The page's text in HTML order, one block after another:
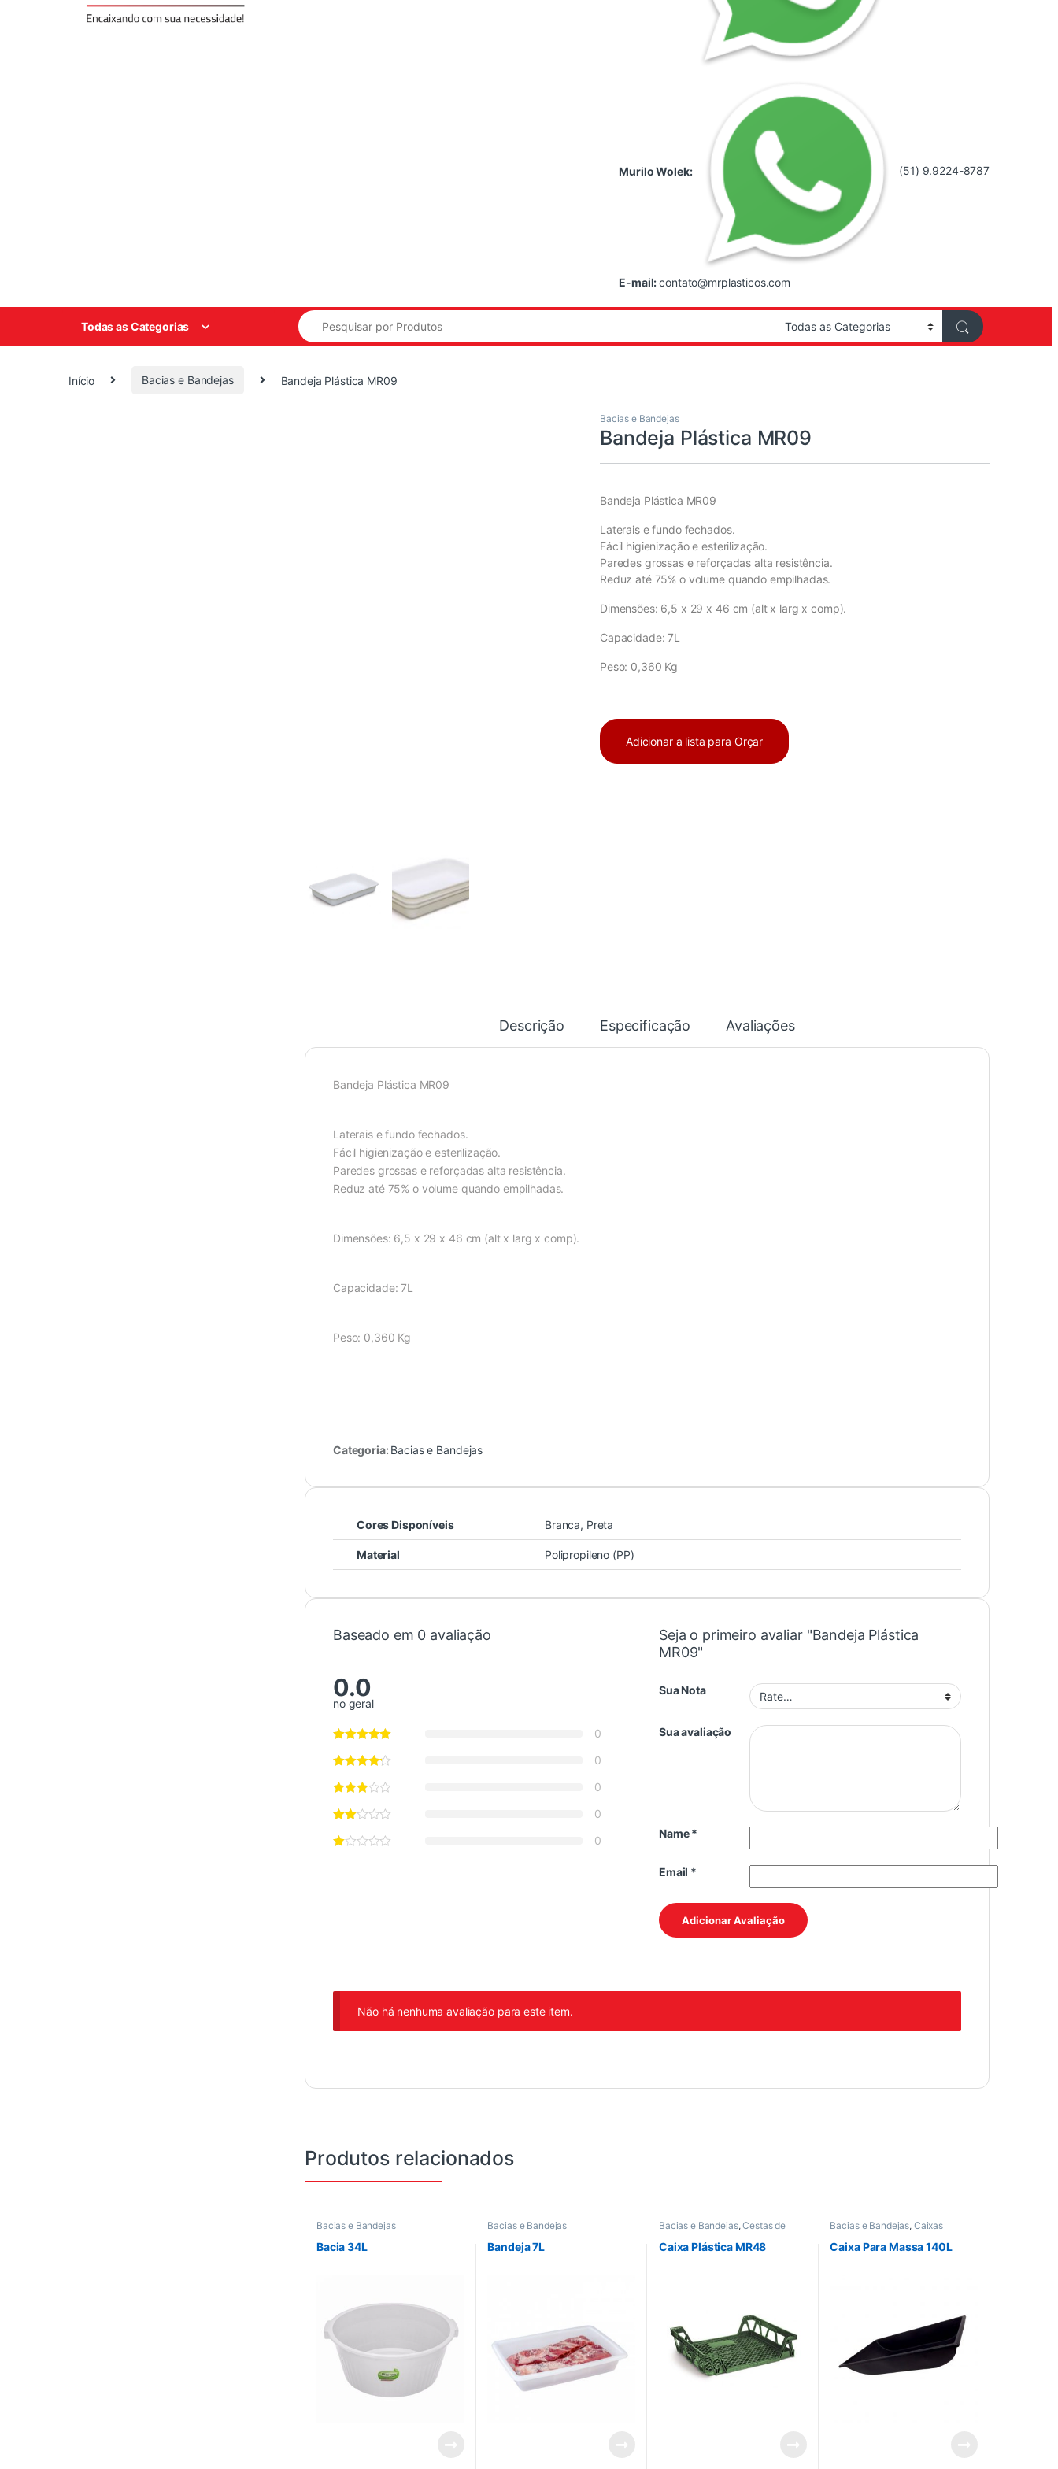
Murilo Wolek: (51) 9.9224-8787
E-mail:contato@mrplasticos.com
Todas as Categorias
Search for:
Início Bacias e Bandejas Bandeja Plástica MR09
Bacias e Bandejas
Bandeja Plástica MR09
Bandeja Plástica MR09
Laterais e fundo fechados.
Fácil higienização e esterilização.
Paredes grossas e reforçadas alta resistência.
Reduz até 75% o volume quando empilhadas.
Dimensões: 6,5 x 29 x 46 cm (alt x larg x comp).
Capacidade: 7L
Peso: 0,360 Kg
Adicionar a lista para Orçar
Descrição Especificação Avaliações
Bandeja Plástica MR09
Laterais e fundo fechados.
Fácil higienização e esterilização.
Paredes grossas e reforçadas alta resistência.
Reduz até 75% o volume quando empilhadas.
Dimensões: 6,5 x 29 x 46 cm (alt x larg x comp).
Capacidade: 7L
Peso: 0,360 Kg
Categoria: Bacias e Bandejas
Cores Disponíveis Branca, Preta
Material Polipropileno (PP)
Baseado em 0 avaliação
0.0
no geral
0
0
0
0
0
Seja o primeiro avaliar "Bandeja Plástica
MR09"
Sua Nota
Sua avaliação
Name*
Email *
Não há nenhuma avaliação para este item.
Produtos relacionados
Bacias e Bandejas
Bacia 34L
Bacias e Bandejas
Bandeja 7L
Bacias e Bandejas,Cestas de
Vazadas
Caixa Plástica MR48
Bacias e Bandejas, Caixas
Caixa Para Massa 140L